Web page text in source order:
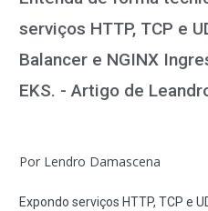
serviços HTTP, TCP e
Balancer e NGINX
EKS. - Artigo de
Por Lendro Damascena
Expondo serviços HTTP, TCP e